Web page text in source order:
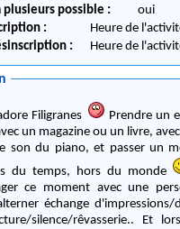
plusieurs possible :
oui
:
Heure de
:
Heure de
Filigranes
un magazine ou un livre,
son du piano, et passer un
du temps, hors du monde
ce moment avec une
échange
silence/rêvasserie.. Et